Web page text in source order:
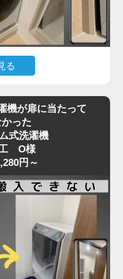
や排水の接続までを
用いただける状態に仕
の施工料金は3,980円
満足いただけました。
、見た目以上に重量や
やすい作業です。ご自
漏れの原因にもなりま
いただくのが安心で
軽にご相談ください。
る
ギリで、引っ越し業者
られてしまった…そん
ご依頼いただいたT様
定のAQUA製ドラム式
枠の間にピタリと収め
差も許されない状況で
たとのことで、当店に
設置できる業者が見つ
も。現地を確認したう
距離を慎重に測りな
機が扉に当たって
った
式洗濯機
O様
円～